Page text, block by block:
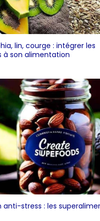
lin, courge : intégrer les
à son alimentation
stress : les